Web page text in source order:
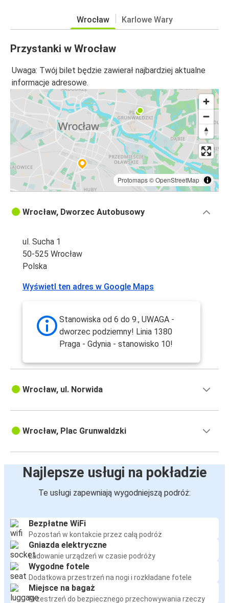
Wrocław Karlowe Wary
Przystanki w Wrocław
Uwaga: Twój bilet będzie zawierał najbardziej aktualne
informacje adresowe.
Protomaps©OpenStreetMap
Wrocław, Dworzec Autobusowy
ul. Sucha 1
50-525 Wrocław
Polska
Wyświetl ten adres w Google Maps
Stanowiska od 6 do 9., UWAGA -
dworzec podziemny! Linia 1380
Praga - Gdynia - stanowisko 10!
Wrocław, ul. Norwida
Wrocław, Plac Grunwaldzki
Najlepsze usługi na pokładzie
Te usługi zapewniają wygodniejszą podróż:
Bezpłatne WiFi
Pozostań w kontakcie przez całą podróż
Gniazda elektryczne
Ładowanie urządzeń w czasie podróży
Wygodne fotele
Dodatkowa przestrzeń na nogi i rozkładane fotele
Miejsce na bagaż
Przestrzeń do bezpiecznego przechowywania rzeczy